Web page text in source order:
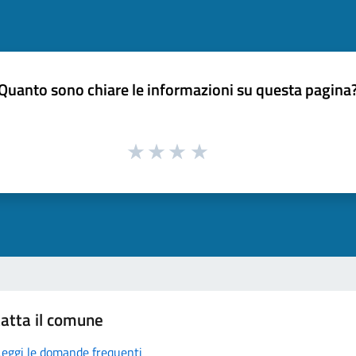
sono chiare le informazioni su questa
il comune
le domande frequenti